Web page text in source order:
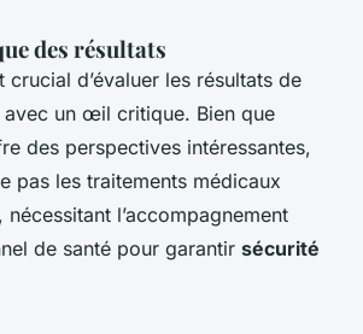
des résultats
crucial d’évaluer les résultats de
avec un œil critique. Bien que
des perspectives intéressantes,
pas les traitements médicaux
l’accompagnement
de santé pour garantir sécurité